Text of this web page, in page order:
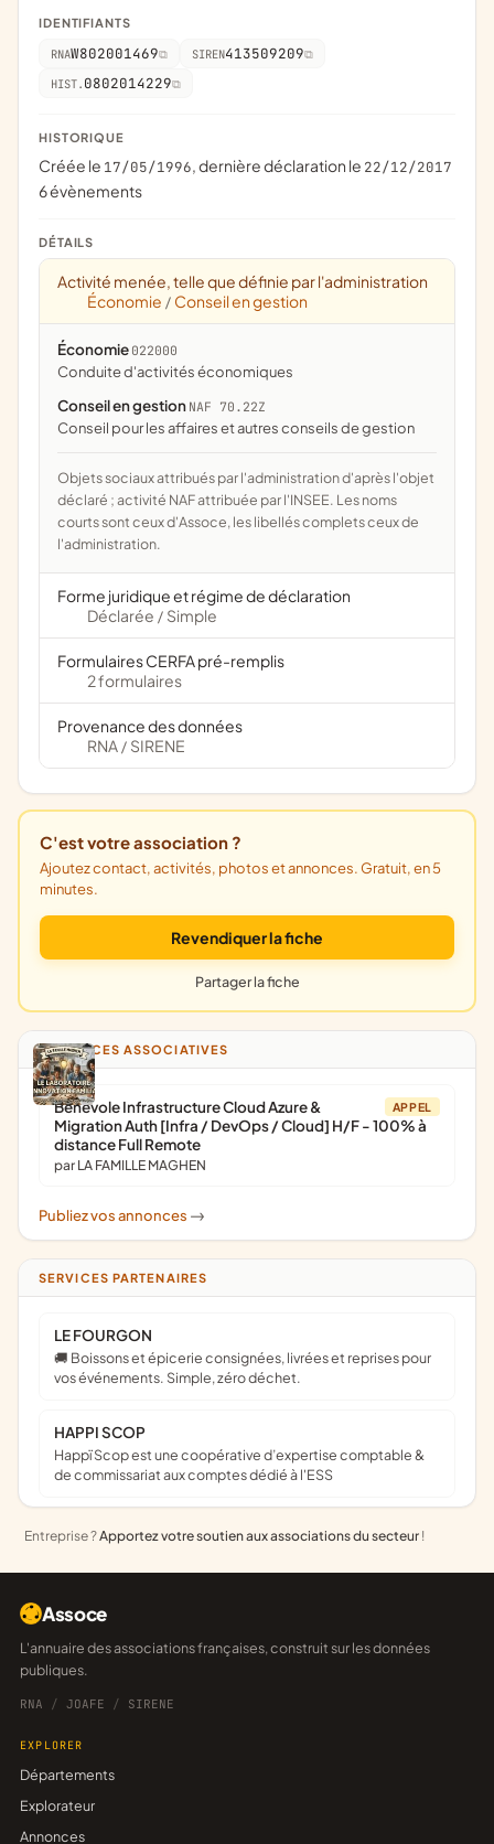
IDENTIFIANTS
RNAW802001469 SIREN413509209
HIST. 0802014229
HISTORIQUE
Créée le 17/05/1996, dernière déclaration le 22/12/2017
6 évènements
DÉTAILS
Activité menée, telle que définie par l'administration
Économie / Conseil en gestion
Économie 022000
conduite d'activités économiques
Conseil en gestion NAF 70.22Z
Conseil pour les affaires et autres conseils de gestion
Objets sociaux attribués par l'administration d'après l'objet
déclaré ; activité NAF attribuée par l'INSEE. Les noms
courts sont ceux d'Assoce, les libellés complets ceux de
l'administration.
Forme juridique et régime de déclaration
Déclarée / Simple
Formulaires CERFA pré-remplis
2 formulaires
Provenance des données
RNA / SIRENE
C'est votre association ?
Ajoutez contact, activités, photos et annonces. Gratuit, en 5
minutes.
Revendiquer la fiche
Partager la fiche
ANNONCES ASSOCIATIVES
APPEL
Bénévole Infrastructure Cloud Azure &
Migration Auth [Infra / DevOps / Cloud] H/F - 100% à
distance Full Remote
par LA FAMILLE MAGHEN
Publiez vos annonces ->
SERVICES PARTENAIRES
LE FOURGON
🚚 Boissons et épicerie consignées, livrées et reprises pour
vos événements. Simple, zéro déchet.
HAPPI SCOP
Happï Scop est une coopérative d’expertise comptable &
de commissariat aux comptes dédié à l'ESS
Entreprise ?Apportez votre soutien aux associations du secteur !
Assoce
L'annuaire des associations françaises, construit sur les données
publiques.
RNA / JOAFE / SIRENE
EXPLORER
Départements
Explorateur
Annonces